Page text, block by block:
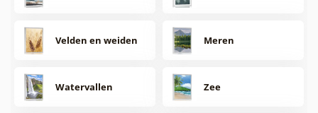
Velden en weiden Meren
Watervallen Zee